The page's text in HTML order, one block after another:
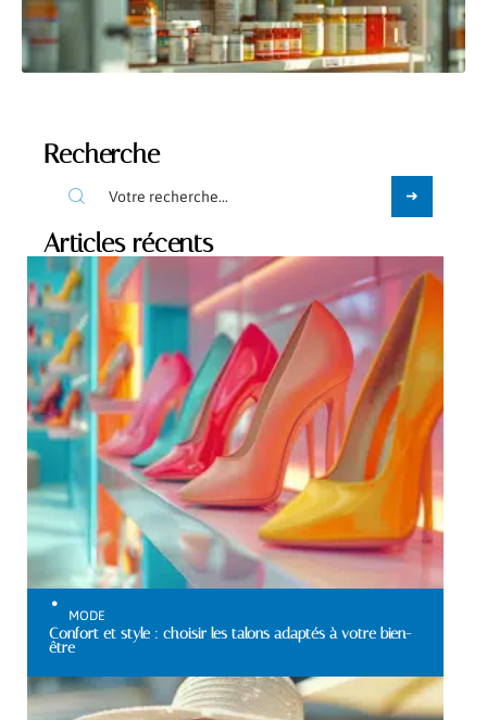
Recherche
Articles récents
MODE
Confort et style : choisir les talons adaptés à votre bien-
être